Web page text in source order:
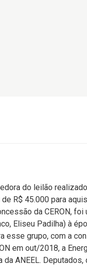
do leilão
R$ 45.000 para
da CERON,
Eliseu Padilha) à
grupo, com a
em out/2018, a
ANEEL. Deputados,